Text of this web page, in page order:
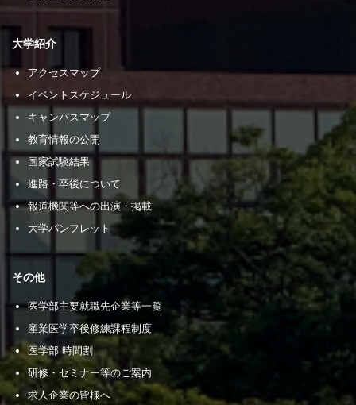
大学紹介
アクセスマップ
イベントスケジュール
キャンパスマップ
教育情報の公開
国家試験結果
進路・卒後について
報道機関等への出演・掲載
大学パンフレット
その他
医学部主要就職先企業等一覧
産業医学卒後修練課程制度
医学部 時間割
研修・セミナー等のご案内
求人企業の皆様へ